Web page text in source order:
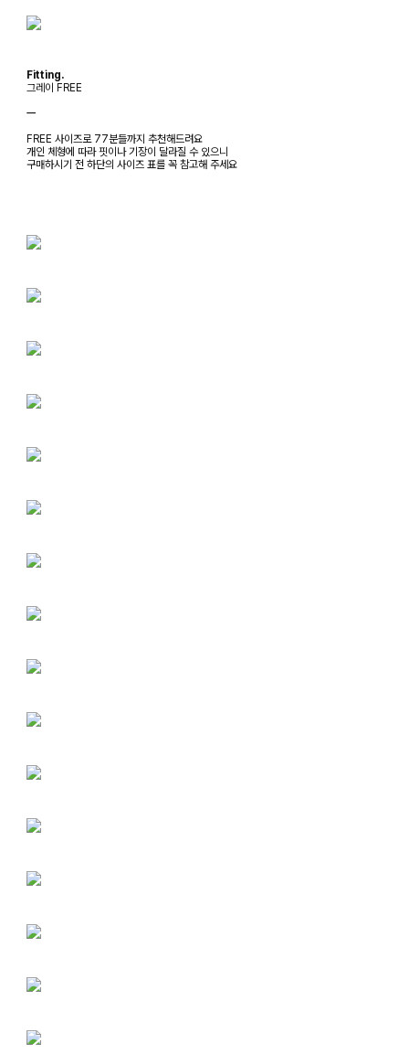
Fitting.
그레이 FREE
ㅡ
FREE 사이즈로 77분들까지 추천해드려요
개인 체형에 따라 핏이나 기장이 달라질 수 있으니
구매하시기 전 하단의 사이즈 표를 꼭 참고해 주세요